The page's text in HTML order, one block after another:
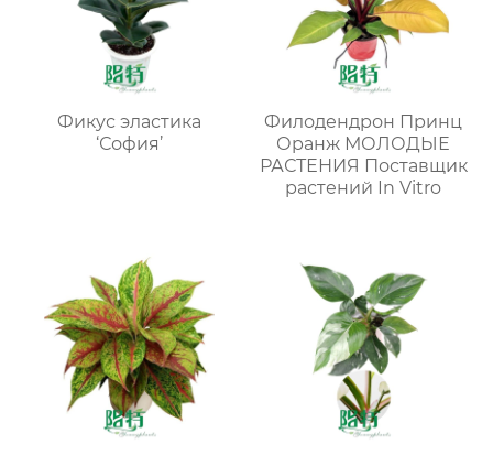
Фикус эластика
‘София’
Филодендрон Принц
Оранж МОЛОДЫЕ
РАСТЕНИЯ Поставщик
растений In Vitro